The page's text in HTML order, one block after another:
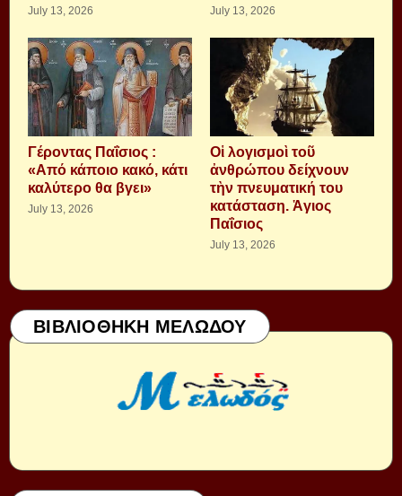
July 13, 2026 July 13, 2026
Γέροντας Παΐσιος :
«Από κάποιο κακό, κάτι
καλύτερο θα βγει»
July 13, 2026
Οἱ λογισμοὶ τοῦ
ἀνθρώπου δείχνουν
τὴν πνευματική του
κατάσταση. Ἁγιος
Παΐσιος
July 13, 2026
ΒΙΒΛΙΟΘΗΚΗ ΜΕΛΩΔΟΥ